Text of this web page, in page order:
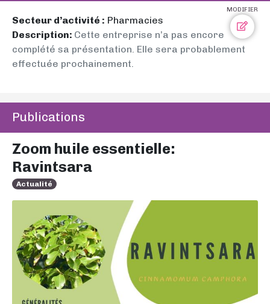
MODIFIER
Secteur d’activité : Pharmacies
Description: Cette entreprise n’a pas encore
complété sa présentation. Elle sera probablement
effectuée prochainement.
Publications
Zoom huile essentielle:
Ravintsara
Actualité